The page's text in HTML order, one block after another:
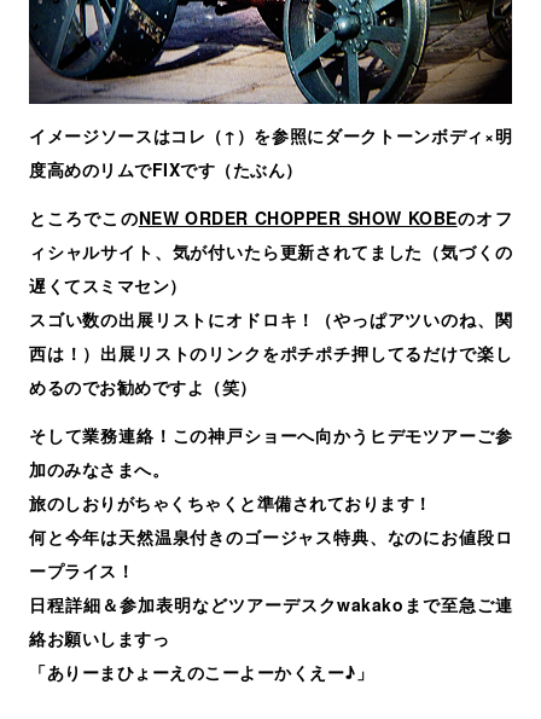
イメージソースはコレ（↑）を参照にダークトーンボディ×明
度高めのリムでFIXです（たぶん）
ところでこのNEW ORDER CHOPPER SHOW KOBEのオフ
ィシャルサイト、気が付いたら更新されてました（気づくの
遅くてスミマセン）
スゴい数の出展リストにオドロキ！（やっぱアツいのね、関
西は！）出展リストのリンクをポチポチ押してるだけで楽し
めるのでお勧めですよ（笑）
そして業務連絡！この神戸ショーへ向かうヒデモツアーご参
加のみなさまへ。
旅のしおりがちゃくちゃくと準備されております！
何と今年は天然温泉付きのゴージャス特典、なのにお値段ロ
ープライス！
日程詳細＆参加表明などツアーデスクwakakoまで至急ご連
絡お願いしますっ
「ありーまひょーえのこーよーかくえー♪」